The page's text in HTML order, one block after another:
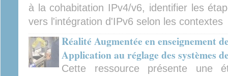
à la cohabitation IPv4/v6, identifier les
vers l'intégration d'IPv6 selon les contextes
Réalité Augmentée en enseignement
Application au réglage des systèmes
Cette ressource présente une